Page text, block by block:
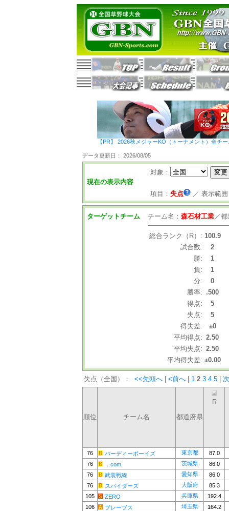
【PR】 2026秋メジャーKO（トーナメント）全チ
データ更新日： 2026/08/05
現在の表示内容
対象：
項目： 失点 ／ 表示範囲
ターゲットチーム チーム名： 森石材工業／都
総合ランク（R）: 100.9
試合数:
2
勝:
1
負:
1
分:
0
勝率: .500
得点:
5
失点:
5
得失差:
±0
平均得点: 2.50
平均失点: 2.50
平均得失差: ±0.00
失点（全国）： <<先頭へ <前へ 1 2 3 4 5
順位 チーム名 都道府県
R
76 バーディーボーイズ 東京都
87.0
76
．com 茨城県
86.0
76
武装戦線 愛知県
86.0
76
スパイダーズ 大阪府
85.3
105
ZERO 兵庫県
192.4
106
ブレーブス 埼玉県
164.2